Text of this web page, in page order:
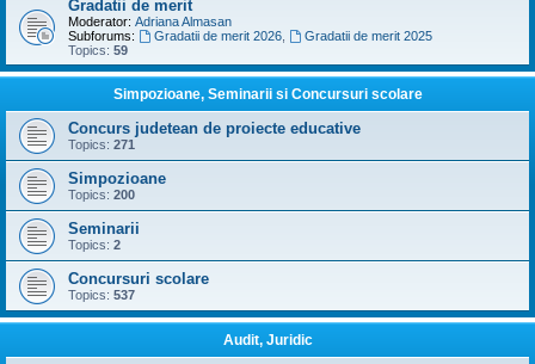
Gradatii de merit
Moderator: Adriana Almasan
Subforums:
Gradatii de merit 2026,
Gradatii de merit 2025
Topics: 59
Simpozioane, Seminarii si Concursuri scolare
Concurs judetean de proiecte educative
Topics: 271
Simpozioane
Topics: 200
Seminarii
Topics: 2
Concursuri scolare
Topics: 537
Audit, Juridic